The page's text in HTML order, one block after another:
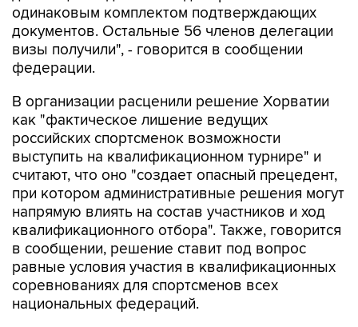
одинаковым комплектом подтверждающих
документов. Остальные 56 членов делегации
визы получили", - говорится в сообщении
федерации.
В организации расценили решение Хорватии
как "фактическое лишение ведущих
российских спортсменок возможности
выступить на квалификационном турнире" и
считают, что оно "создает опасный прецедент,
при котором административные решения могут
напрямую влиять на состав участников и ход
квалификационного отбора". Также, говорится
в сообщении, решение ставит под вопрос
равные условия участия в квалификационных
соревнованиях для спортсменов всех
национальных федераций.